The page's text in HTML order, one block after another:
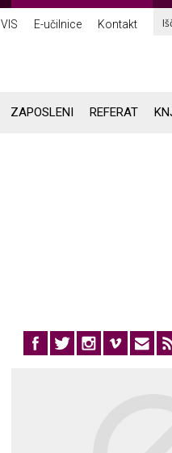
VIS E-učilnice Kontakt
ZAPOSLENI REFERAT